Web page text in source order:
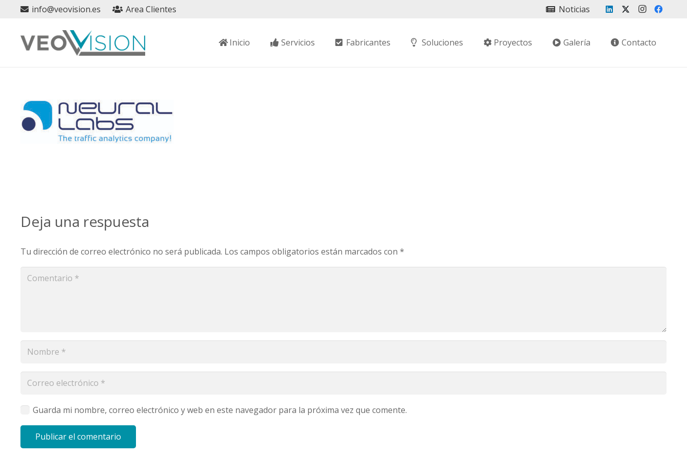
info@veovision.es Area Clientes Noticias
Inicio Servicios Fabricantes Soluciones Proyectos Galería Contacto
Deja una respuesta
Tu dirección de correo electrónico no será publicada. Los campos obligatorios están marcados con *
Guarda mi nombre, correo electrónico y web en este navegador para la próxima vez que comente.
Publicar el comentario